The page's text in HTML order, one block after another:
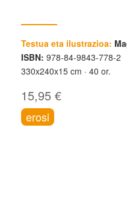
Testua eta ilustrazioa:
ISBN: 978-84-9843-778-2
330x240x15 cm
40 or.
15,95 €
erosi